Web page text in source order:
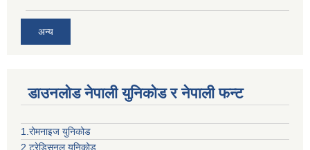
अन्य
डाउनलोड नेपाली युनिकोड र नेपाली फन्ट
1.रोमनाइज युनिकोड
2.ट्रेडिसनल युनिकोड